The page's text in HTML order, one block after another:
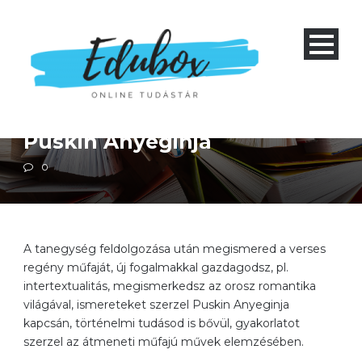
Magyar irodalom
Négyéves gimnázium 1-4 és nyolcéves gimnázium 5-8
Puskin Anyeginja
0
A tanegység feldolgozása után megismered a verses
regény műfaját, új fogalmakkal gazdagodsz, pl.
intertextualitás, megismerkedsz az orosz romantika
világával, ismereteket szerzel Puskin Anyeginja
kapcsán, történelmi tudásod is bővül, gyakorlatot
szerzel az átmeneti műfajú művek elemzésében.